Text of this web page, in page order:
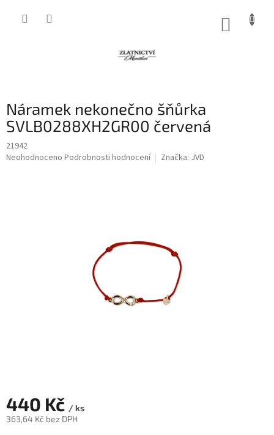
Náramek nekonečno šňůrka
SVLB0288XH2GR00 červená
21942
Průměrné
Neohodnoceno Podrobnosti hodnocení Značka: JVD
440 Kč / ks
363,64 Kč bez DPH